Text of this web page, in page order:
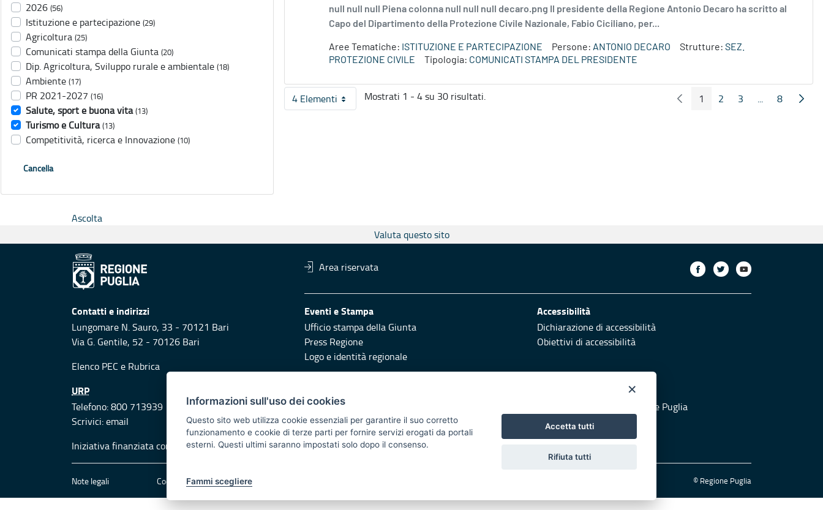
2026 (56)
Istituzione e partecipazione (29)
Agricoltura (25)
Comunicati stampa della Giunta (20)
Dip. Agricoltura, Sviluppo rurale e ambientale (18)
Ambiente (17)
PR 2021-2027 (16)
Salute, sport e buona vita (13)
Turismo e Cultura (13)
Competitività, ricerca e Innovazione (10)
Cancella
null null null Piena colonna null null null decaro.png Il presidente della Regione Antonio Decaro ha scritto al
Capo del Dipartimento della Protezione Civile Nazionale, Fabio Ciciliano, per...
Aree Tematiche: ISTITUZIONE E PARTECIPAZIONE Persone: ANTONIO DECARO Strutture: SEZ.
PROTEZIONE CIVILE
Tipologia: COMUNICATI STAMPA DEL PRESIDENTE
4 ElementiPer pagina
Mostrati 1 - 4 su 30 risultati. Pagina Precedente
Pagina
1 Pagina
2 Pagina
3 ...
PaginePagina
8
Ascolta
Valuta questo sito
Area riservata
Contatti e indirizzi
Lungomare N. Sauro, 33 - 70121 Bari
Via G. Gentile, 52 - 70126 Bari
Elenco PEC e Rubrica
Eventi e Stampa
Ufficio stampa della Giunta
Press Regione
Logo e identità regionale
Accessibilità
Dichiarazione di accessibilità
Obiettivi di accessibilità
URP
Telefono: 800 713939
Scrivici:email
Responsabili di pubblicazione Vai al sito di Protezione Civile Puglia
Iniziativa finanziata con risorse del POR Puglia 2014/2020 - Asse XI
Note legali Cookie e privacy © Regione Puglia
×
Informazioni sull'uso dei cookies
Questo sito web utilizza cookie essenziali per garantire il suo corretto
funzionamento e cookie di terze parti per fornire servizi erogati da portali
esterni. Questi ultimi saranno impostati solo dopo il consenso.
Fammi scegliere
Accetta tutti
Rifiuta tutti